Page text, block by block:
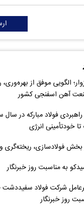
الگویی موفق از
آهن اسفنجی کشور
خودتأمینی انرژی
بخش فولادسازی،
به مناسبت روز خبرنگار
شرکت فولاد سفیددشت
روز خبرنگار